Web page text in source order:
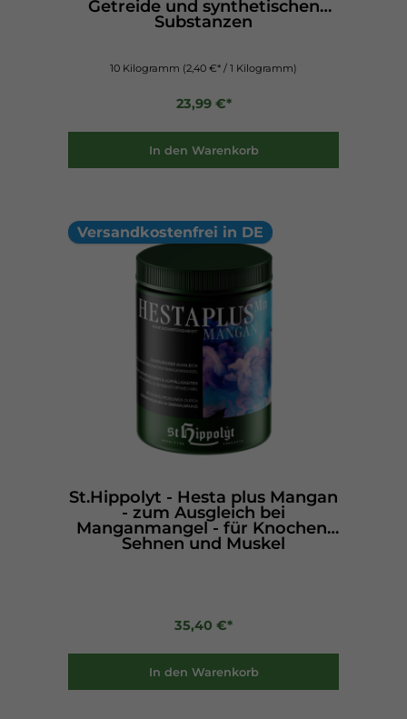
Getreide und synthetischen
Substanzen
10 Kilogramm (2,40 €* / 1 Kilogramm)
23,99 €*
In den Warenkorb
Versandkostenfrei in DE
St.Hippolyt - Hesta plus Mangan
- zum Ausgleich bei
Manganmangel - für Knochen,
Sehnen und Muskel
35,40 €*
In den Warenkorb